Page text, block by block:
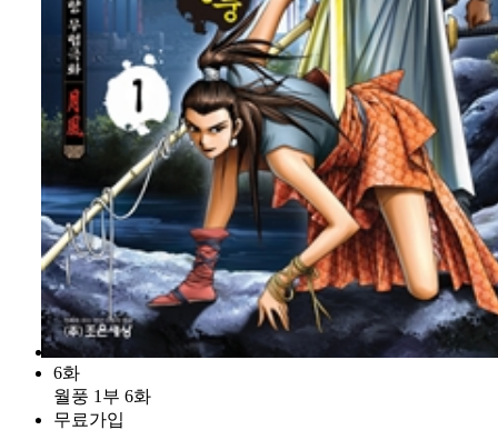
6화
월풍 1부 6화
무료가입